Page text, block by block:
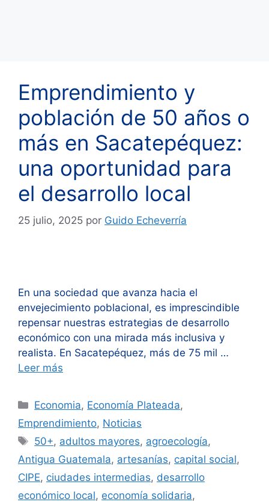
Emprendimiento y
población de 50 años o
más en Sacatepéquez:
una oportunidad para
el desarrollo local
25 julio, 2025 por Guido Echeverría
En una sociedad que avanza hacia el
envejecimiento poblacional, es imprescindible
repensar nuestras estrategias de desarrollo
económico con una mirada más inclusiva y
realista. En Sacatepéquez, más de 75 mil …
Leer más
Categorías
Economia, Economía Plateada,
Emprendimiento, Noticias
Etiquetas
50+, adultos mayores, agroecología,
Antigua Guatemala, artesanías, capital social,
CIPE, ciudades intermedias, desarrollo
económico local, economía solidaria,